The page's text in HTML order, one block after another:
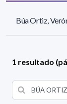
Búa Ortiz,
1 resultado